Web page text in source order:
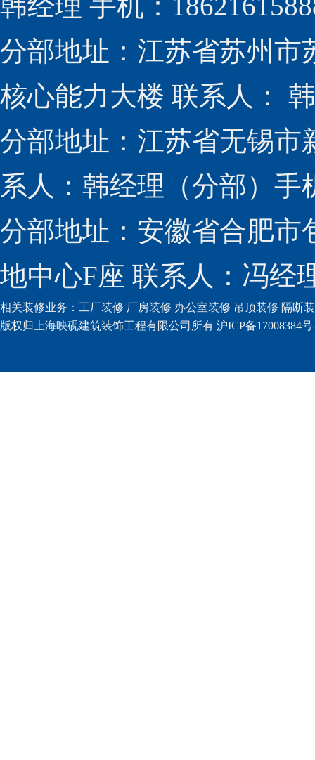
分部地址：江苏省苏州市
核心能力大楼 联系人：
分部地址：江苏省无锡市
系人：韩经理（分部）手
分部地址：安徽省合肥市
地中心F座 联系人：冯经
相关装修业务： 工厂装修 厂房装修 办公室装修 吊顶装修 隔断
版权归上海映砚建筑装饰工程有限公司所有 沪ICP备17008384号